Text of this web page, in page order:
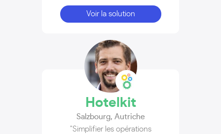
Voir la solution
Hotelkit
Salzbourg, Autriche
"Simplifier les opérations